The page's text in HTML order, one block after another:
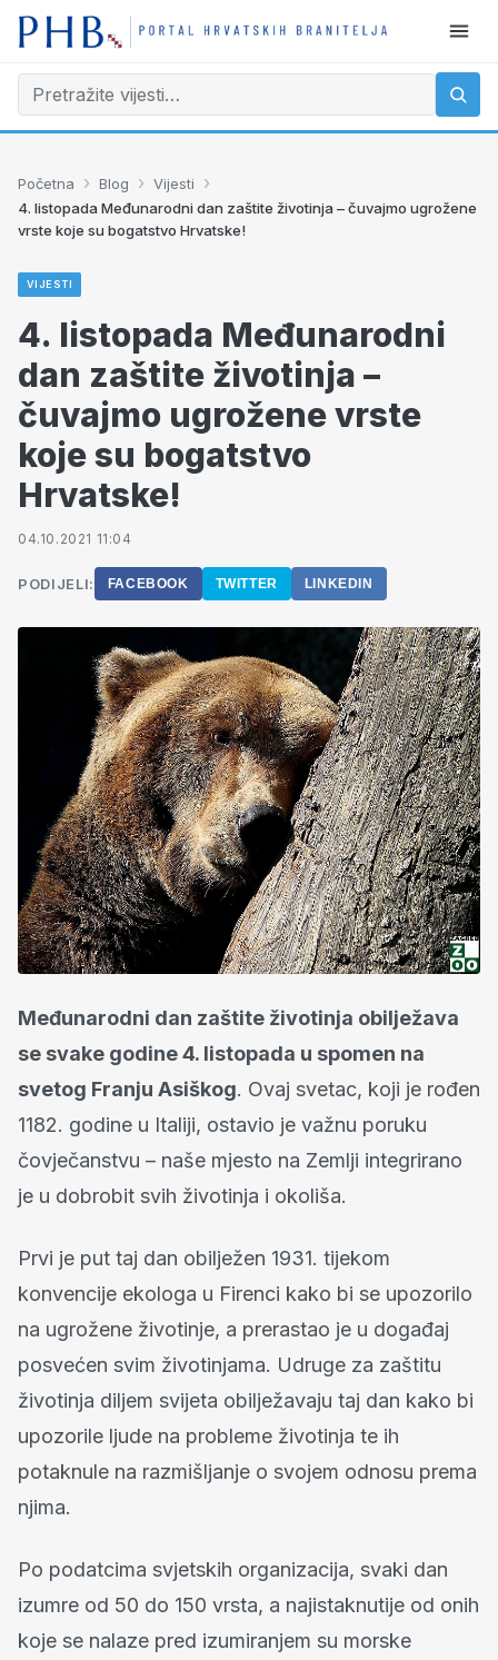
Početna › Blog › Vijesti ›
4. listopada Međunarodni dan zaštite životinja – čuvajmo ugrožene
vrste koje su bogatstvo Hrvatske!
VIJESTI
4. listopada Međunarodni
dan zaštite životinja –
čuvajmo ugrožene vrste
koje su bogatstvo
Hrvatske!
04.10.2021 11:04
PODIJELI: FACEBOOK TWITTER LINKEDIN
Međunarodni dan zaštite životinja obilježava
se svake godine 4. listopada u spomen na
svetog Franju Asiškog. Ovaj svetac, koji je rođen
1182. godine u Italiji, ostavio je važnu poruku
čovječanstvu – naše mjesto na Zemlji integrirano
je u dobrobit svih životinja i okoliša.
Prvi je put taj dan obilježen 1931. tijekom
konvencije ekologa u Firenci kako bi se upozorilo
na ugrožene životinje, a prerastao je u događaj
posvećen svim životinjama. Udruge za zaštitu
životinja diljem svijeta obilježavaju taj dan kako bi
upozorile ljude na probleme životinja te ih
potaknule na razmišljanje o svojem odnosu prema
njima.
Po podatcima svjetskih organizacija, svaki dan
izumre od 50 do 150 vrsta, a najistaknutije od onih
koje se nalaze pred izumiranjem su morske